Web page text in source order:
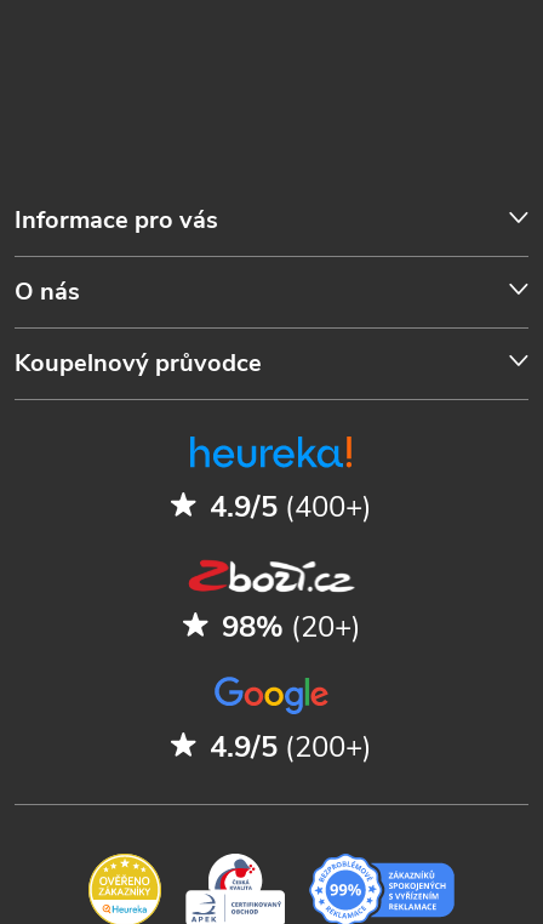
Informace pro vás
O nás
Koupelnový průvodce
4.9/5 (400+)
98% (20+)
4.9/5 (200+)